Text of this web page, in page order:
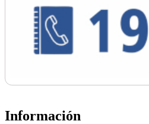
Información